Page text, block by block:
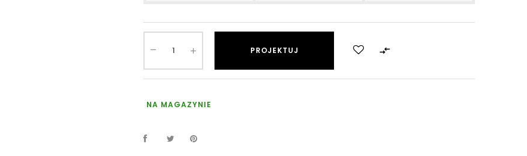
PROJEKTUJ 
NA MAGAZYNIE